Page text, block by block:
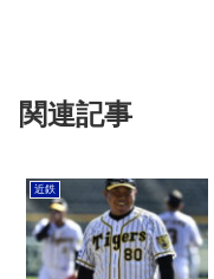
関連記事
近鉄